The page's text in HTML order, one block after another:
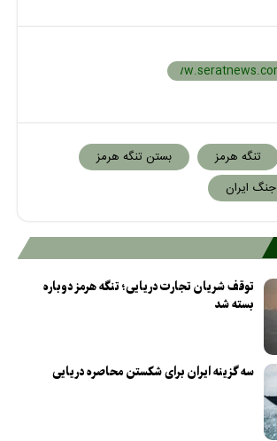
تنگه هرمز
بستن تنگه هرمز
جنگ ایران
توقف شریان تجارت دریایی؛ تنگه هرمز دوباره
بسته شد
سه گزینه ایران برای شکستن محاصره دریایی